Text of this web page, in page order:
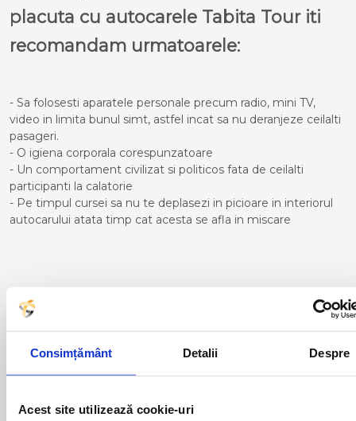
Consimțământ Detalii Despre
Acest site utilizează cookie-uri
placuta cu autocarele Tabita Tour iti
recomandam urmatoarele:
- Sa folosesti aparatele personale precum radio, mini TV,
video in limita bunul simt, astfel incat sa nu deranjeze ceilalti
pasageri.
- O igiena corporala corespunzatoare
- Un comportament civilizat si politicos fata de ceilalti
participanti la calatorie
- Pe timpul cursei sa nu te deplasezi in picioare in interiorul
autocarului atata timp cat acesta se afla in miscare
Curse din Romania catre
BENIDORM:
ACAS
AIUD
ALESD
LUGOJ
MEDGIDIA
MIZIL